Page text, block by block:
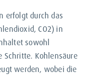
erfolgt durch das
CO2) in
sowohl
Schritte. Kohlensäure
werden, wobei die